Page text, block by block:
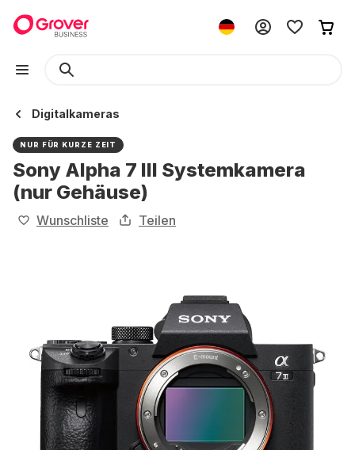
Digitalkameras
NUR FÜR KURZE ZEIT
Sony Alpha 7 III Systemkamera
(nur Gehäuse)
Wunschliste Teilen